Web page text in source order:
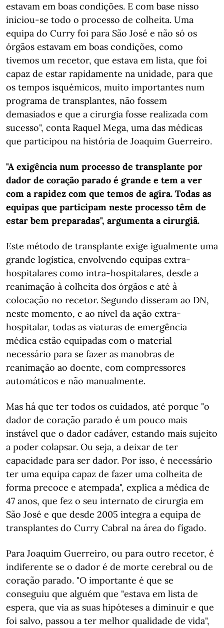
estavam em boas condições. E com base nisso
iniciou-se todo o processo de colheita. Uma
equipa do Curry foi para São José e não só os
órgãos estavam em boas condições, como
tivemos um recetor, que estava em lista, que foi
capaz de estar rapidamente na unidade, para que
os tempos isquémicos, muito importantes num
programa de transplantes, não fossem
demasiados e que a cirurgia fosse realizada com
sucesso", conta Raquel Mega, uma das médicas
que participou na história de Joaquim Guerreiro.
"A exigência num processo de transplante por
dador de coração parado é grande e tem a ver
com a rapidez com que temos de agira. Todas as
equipas que participam neste processo têm de
estar bem preparadas", argumenta a cirurgiã.
Este método de transplante exige igualmente uma
grande logística, envolvendo equipas extra-
hospitalares como intra-hospitalares, desde a
reanimação à colheita dos órgãos e até à
colocação no recetor. Segundo disseram ao DN,
neste momento, e ao nível da ação extra-
hospitalar, todas as viaturas de emergência
médica estão equipadas com o material
necessário para se fazer as manobras de
reanimação ao doente, com compressores
automáticos e não manualmente.
Mas há que ter todos os cuidados, até porque "o
dador de coração parado é um pouco mais
instável que o dador cadáver, estando mais sujeito
a poder colapsar. Ou seja, a deixar de ter
capacidade para ser dador. Por isso, é necessário
ter uma equipa capaz de fazer uma colheita de
forma precoce e atempada", explica a médica de
47 anos, que fez o seu internato de cirurgia em
São José e que desde 2005 integra a equipa de
transplantes do Curry Cabral na área do fígado.
Para Joaquim Guerreiro, ou para outro recetor, é
indiferente se o dador é de morte cerebral ou de
coração parado. "O importante é que se
conseguiu que alguém que "estava em lista de
espera, que via as suas hipóteses a diminuir e que
foi salvo, passou a ter melhor qualidade de vida",